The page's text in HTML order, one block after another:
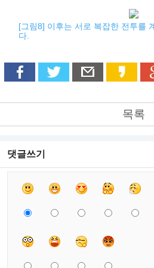
[그림8] 이후는 서로 복잡한 전투를
다.
목록
댓글쓰기